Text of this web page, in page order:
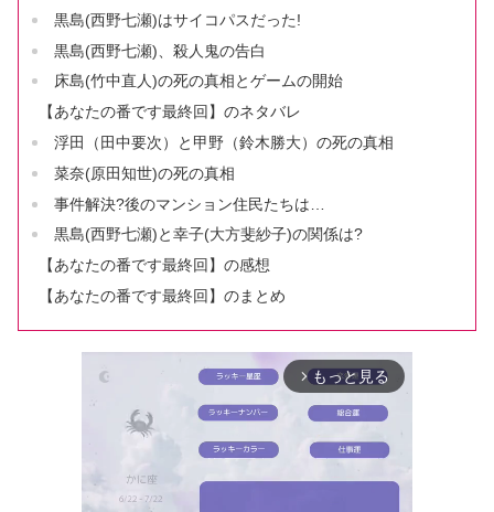
黒島(西野七瀬)はサイコパスだった!
黒島(西野七瀬)、殺人鬼の告白
床島(竹中直人)の死の真相とゲームの開始
【あなたの番です最終回】のネタバレ
浮田（田中要次）と甲野（鈴木勝大）の死の真相
菜奈(原田知世)の死の真相
事件解決?後のマンション住民たちは…
黒島(西野七瀬)と幸子(大方斐紗子)の関係は?
【あなたの番です最終回】の感想
【あなたの番です最終回】のまとめ
arrow_forward_ios もっと見る